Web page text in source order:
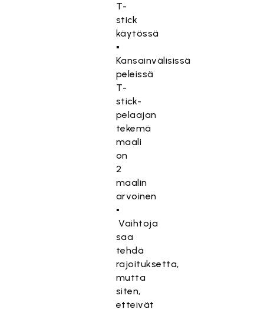
T-
stick
käytössä
▪
Kansainvälisissä
peleissä
T-
stick-
pelaajan
tekemä
maali
on
2
maalin
arvoinen
▪
Vaihtoja
saa
tehdä
rajoituksetta,
mutta
siten,
etteivät